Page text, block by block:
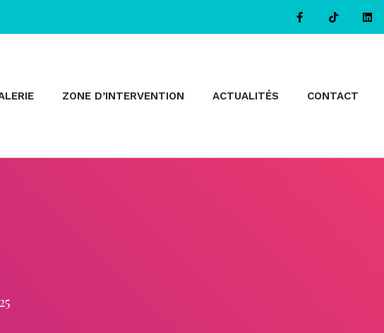
ZONE D’INTERVENTION ACTUALITÉS CONTACT